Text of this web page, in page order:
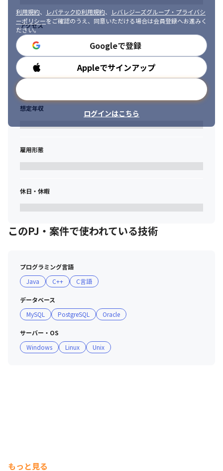
利用規約、 レバテックID利用規約、
レバレジーズグループ・プライバシ
ーポリシーをご確認のうえ、同意いただける場合は会員登録へお進みく
ださい。
Googleで登録
Appleでサインアップ
ログインはこちら
アクセス
勤務時間
想定年収
雇用形態
休日・休暇
このPJ・案件で使われている技術
プログラミング言語
Java
C++ C言語
データベース
MySQL
PostgreSQL Oracle
サーバー・OS
Windows
Linux Unix
もっと見る